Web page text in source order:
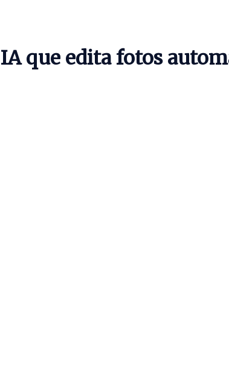
que edita fotos